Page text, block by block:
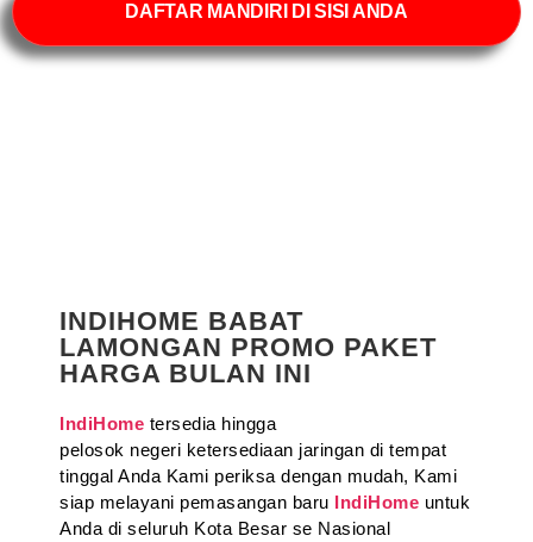
DAFTAR MANDIRI DI SISI ANDA
INDIHOME BABAT
LAMONGAN PROMO PAKET
HARGA BULAN INI
IndiHome tersedia hingga
pelosok negeri ketersediaan jaringan di tempat
tinggal Anda Kami periksa dengan mudah, Kami
siap melayani pemasangan baru IndiHome untuk
Anda di seluruh Kota Besar se Nasional